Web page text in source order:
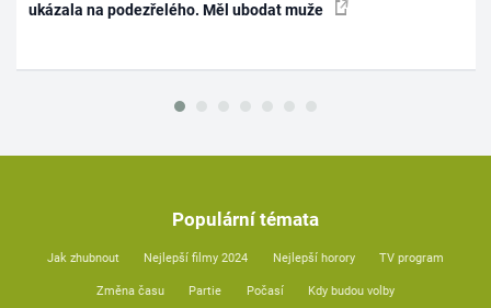
ukázala na podezřelého. Měl ubodat muže
Populární témata
Jak zhubnout Nejlepší filmy 2024 Nejlepší horory TV program
Změna času Partie Počasí Kdy budou volby